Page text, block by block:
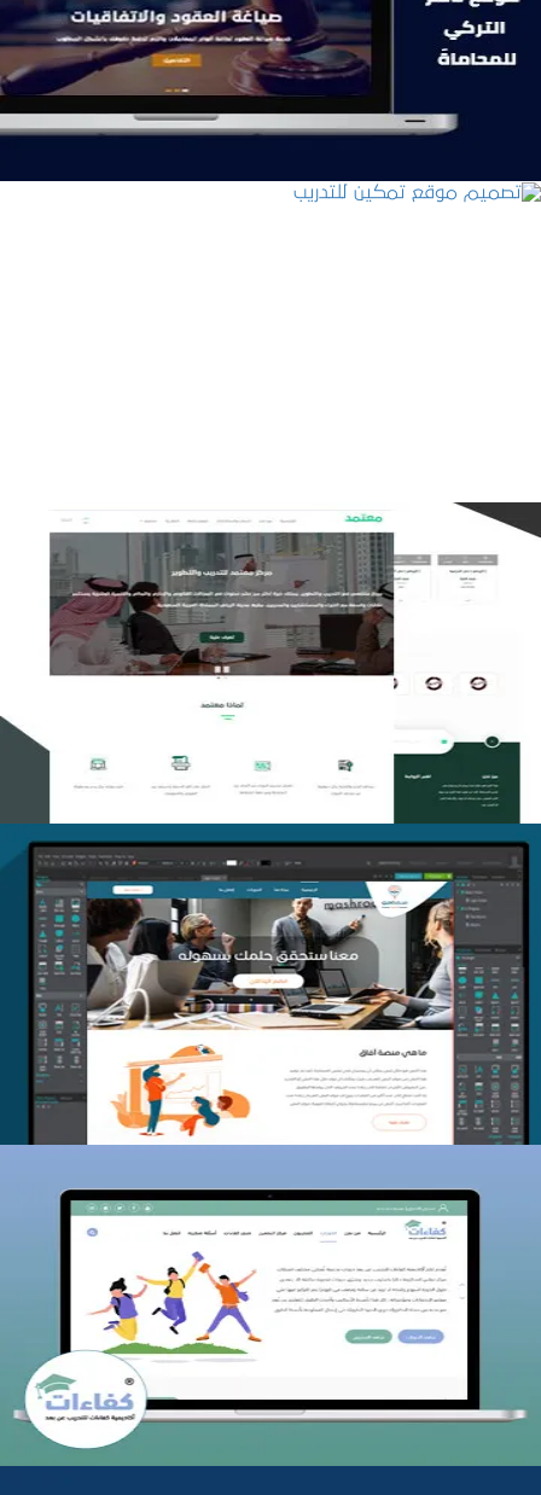
التفاصيل
تصميم منصة معتمد للتدريب
التفاصيل
منصة أفق للتدريب
التفاصيل
كفاءات للتدريب
التفاصيل